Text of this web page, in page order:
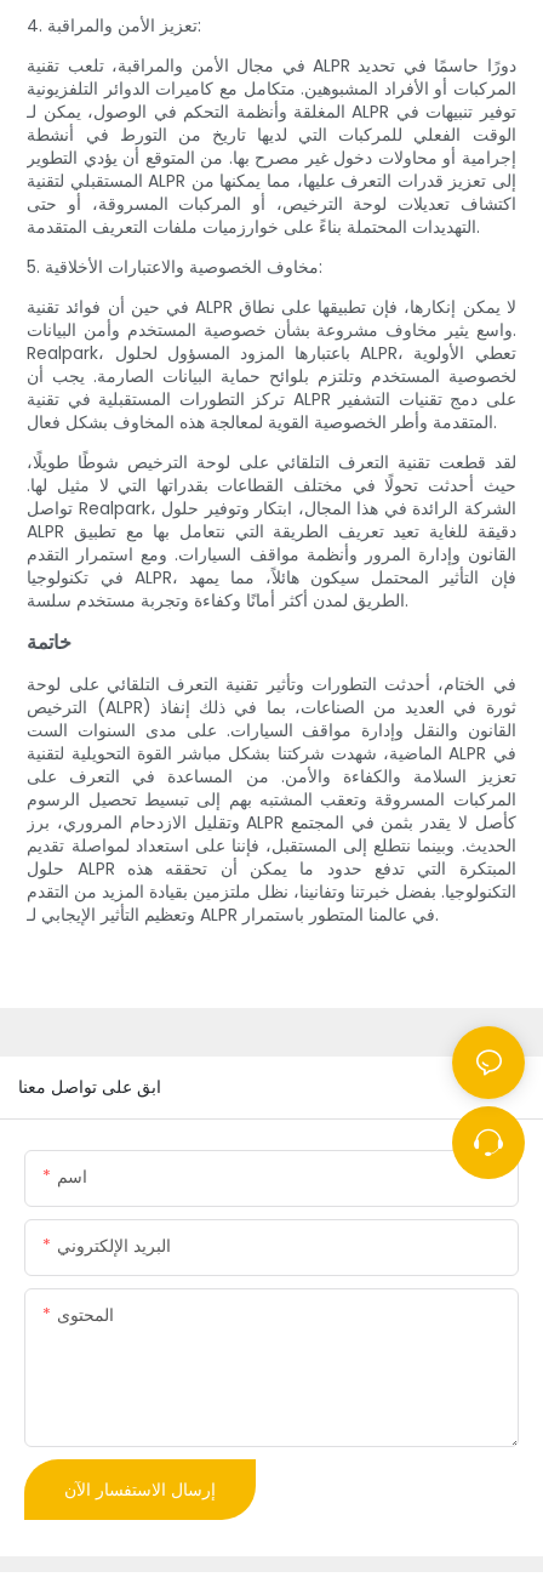
4. تعزيز الأمن والمراقبة:
في مجال الأمن والمراقبة، تلعب تقنية ALPR دورًا حاسمًا في تحديد
المركبات أو الأفراد المشبوهين. متكامل مع كاميرات الدوائر التلفزيونية
المغلقة وأنظمة التحكم في الوصول، يمكن لـ ALPR توفير تنبيهات في
الوقت الفعلي للمركبات التي لديها تاريخ من التورط في أنشطة
إجرامية أو محاولات دخول غير مصرح بها. من المتوقع أن يؤدي التطوير
المستقبلي لتقنية ALPR إلى تعزيز قدرات التعرف عليها، مما يمكنها من
اكتشاف تعديلات لوحة الترخيص، أو المركبات المسروقة، أو حتى
التهديدات المحتملة بناءً على خوارزميات ملفات التعريف المتقدمة.
5. مخاوف الخصوصية والاعتبارات الأخلاقية:
في حين أن فوائد تقنية ALPR لا يمكن إنكارها، فإن تطبيقها على نطاق
واسع يثير مخاوف مشروعة بشأن خصوصية المستخدم وأمن البيانات.
Realpark، باعتبارها المزود المسؤول لحلول ALPR، تعطي الأولوية
لخصوصية المستخدم وتلتزم بلوائح حماية البيانات الصارمة. يجب أن
تركز التطورات المستقبلية في تقنية ALPR على دمج تقنيات التشفير
المتقدمة وأطر الخصوصية القوية لمعالجة هذه المخاوف بشكل فعال.
لقد قطعت تقنية التعرف التلقائي على لوحة الترخيص شوطًا طويلًا،
حيث أحدثت تحولًا في مختلف القطاعات بقدراتها التي لا مثيل لها.
تواصل Realpark، الشركة الرائدة في هذا المجال، ابتكار وتوفير حلول
ALPR دقيقة للغاية تعيد تعريف الطريقة التي نتعامل بها مع تطبيق
القانون وإدارة المرور وأنظمة مواقف السيارات. ومع استمرار التقدم
في تكنولوجيا ALPR، فإن التأثير المحتمل سيكون هائلاً، مما يمهد
الطريق لمدن أكثر أمانًا وكفاءة وتجربة مستخدم سلسة.
خاتمة
في الختام، أحدثت التطورات وتأثير تقنية التعرف التلقائي على لوحة
الترخيص (ALPR) ثورة في العديد من الصناعات، بما في ذلك إنفاذ
القانون والنقل وإدارة مواقف السيارات. على مدى السنوات الست
الماضية، شهدت شركتنا بشكل مباشر القوة التحويلية لتقنية ALPR في
تعزيز السلامة والكفاءة والأمن. من المساعدة في التعرف على
المركبات المسروقة وتعقب المشتبه بهم إلى تبسيط تحصيل الرسوم
وتقليل الازدحام المروري، برز ALPR كأصل لا يقدر بثمن في المجتمع
الحديث. وبينما نتطلع إلى المستقبل، فإننا على استعداد لمواصلة تقديم
حلول ALPR المبتكرة التي تدفع حدود ما يمكن أن تحققه هذه
التكنولوجيا. بفضل خبرتنا وتفانينا، نظل ملتزمين بقيادة المزيد من التقدم
وتعظيم التأثير الإيجابي لـ ALPR في عالمنا المتطور باستمرار.
ابق على تواصل معنا
اسم
البريد الإلكتروني
المحتوى
إرسال الاستفسار الآن